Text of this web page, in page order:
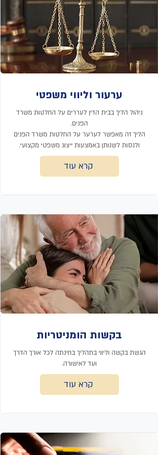
ערעור וליווי משפטי
ניהול הליך בבית הדין לעררים על החלטות משרד
הפנים.
הליך זה מאפשר לערער על החלטות משרד הפנים
ולנסות לשנותן באמצעות ייצוג משפטי מקצועי.
קרא עוד
בקשות הומניטריות
הגשת בקשה וליווי בתהליך בחינתה לכל אורך הדרך
ועד לאישורה.
קרא עוד